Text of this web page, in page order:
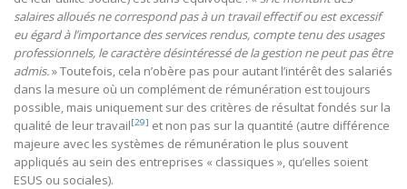
salaires alloués ne correspond pas à un travail effectif ou est excessif
eu égard à l’importance des services rendus, compte tenu des usages
professionnels, le caractère désintéressé de la gestion ne peut pas être
admis.» Toutefois, cela n’obère pas pour autant l’intérêt des salariés
dans la mesure où un complément de rémunération est toujours
possible, mais uniquement sur des critères de résultat fondés sur la
qualité de leur travail[29] et non pas sur la quantité (autre différence
majeure avec les systèmes de rémunération le plus souvent
appliqués au sein des entreprises « classiques », qu’elles soient
ESUS ou sociales).